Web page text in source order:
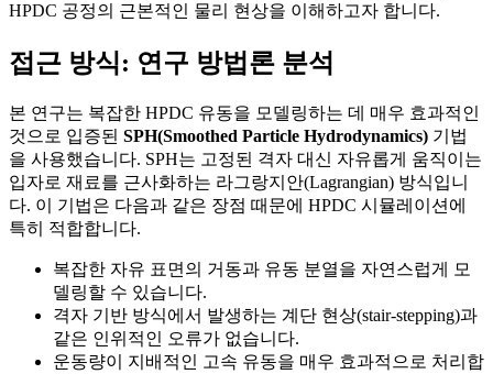
HPDC 공정의 근본적인 물리 현상을 이해하고자 합니다.
접근 방식: 연구 방법론 분석
본 연구는 복잡한 HPDC 유동을 모델링하는 데 매우 효과적인
것으로 입증된 SPH(Smoothed Particle Hydrodynamics) 기법
을 사용했습니다. SPH는 고정된 격자 대신 자유롭게 움직이는
입자로 재료를 근사화하는 라그랑지안(Lagrangian) 방식입니
다. 이 기법은 다음과 같은 장점 때문에 HPDC 시뮬레이션에
특히 적합합니다.
복잡한 자유 표면의 거동과 유동 분열을 자연스럽게 모
델링할 수 있습니다.
격자 기반 방식에서 발생하는 계단 현상(stair-stepping)과
같은 인위적인 오류가 없습니다.
운동량이 지배적인 고속 유동을 매우 효과적으로 처리합